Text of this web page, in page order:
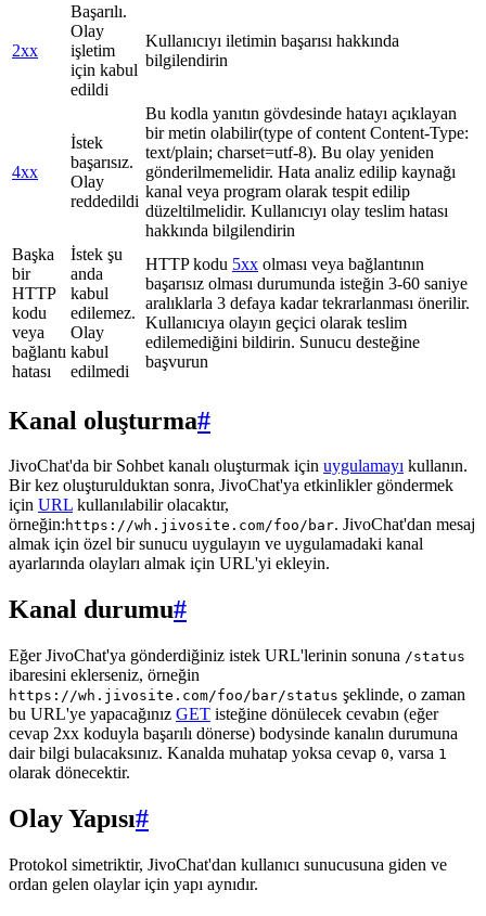
2xx
Başarılı.
Olay
işletim
için kabul
edildi
Kullanıcıyı iletimin başarısı hakkında
bilgilendirin
4xx
İstek
başarısız.
Olay
reddedildi
Bu kodla yanıtın gövdesinde hatayı açıklayan
bir metin olabilir(type of content Content-Type:
text/plain; charset=utf-8). Bu olay yeniden
gönderilmemelidir. Hata analiz edilip kaynağı
kanal veya program olarak tespit edilip
düzeltilmelidir. Kullanıcıyı olay teslim hatası
hakkında bilgilendirin
Başka
bir
HTTP
kodu
veya
bağlantı
hatası
İstek şu
anda
kabul
edilemez.
Olay
kabul
edilmedi
HTTP kodu 5xx olması veya bağlantının
başarısız olması durumunda isteğin 3-60 saniye
aralıklarla 3 defaya kadar tekrarlanması önerilir.
Kullanıcıya olayın geçici olarak teslim
edilemediğini bildirin. Sunucu desteğine
başvurun
Kanal oluşturma#
JivoChat'da bir Sohbet kanalı oluşturmak için uygulamayı kullanın.
Bir kez oluşturulduktan sonra, JivoChat'ya etkinlikler göndermek
için URL kullanılabilir olacaktır,
örneğin: https://wh.jivosite.com/foo/bar. JivoChat'dan mesaj
almak için özel bir sunucu uygulayın ve uygulamadaki kanal
ayarlarında olayları almak için URL'yi ekleyin.
Kanal durumu#
Eğer JivoChat'ya gönderdiğiniz istek URL'lerinin sonuna /status
ibaresini eklerseniz, örneğin
https://wh.jivosite.com/foo/bar/status şeklinde, o zaman
bu URL'ye yapacağınız GET isteğine dönülecek cevabın (eğer
cevap 2xx koduyla başarılı dönerse) bodysinde kanalın durumuna
dair bilgi bulacaksınız. Kanalda muhatap yoksa cevap 0, varsa 1
olarak dönecektir.
Olay Yapısı#
Protokol simetriktir, JivoChat'dan kullanıcı sunucusuna giden ve
ordan gelen olaylar için yapı aynıdır.